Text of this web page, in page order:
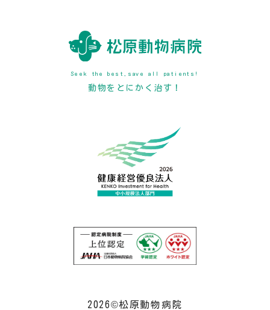
Seek the best,save all patients!
動物をとにかく治す！
2026©松原動物病院